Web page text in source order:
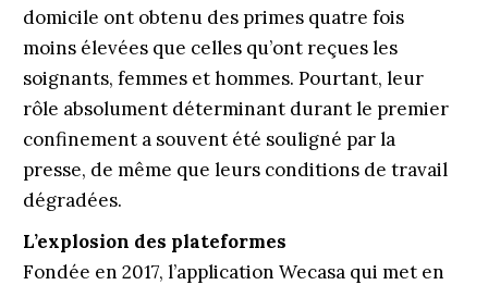
domicile ont obtenu des primes quatre fois
moins élevées que celles qu’ont reçues les
soignants, femmes et hommes. Pourtant, leur
rôle absolument déterminant durant le premier
confinement a souvent été souligné par la
presse, de même que leurs conditions de travail
dégradées.
L’explosion des plateformes
Fondée en 2017, l’application Wecasa qui met en